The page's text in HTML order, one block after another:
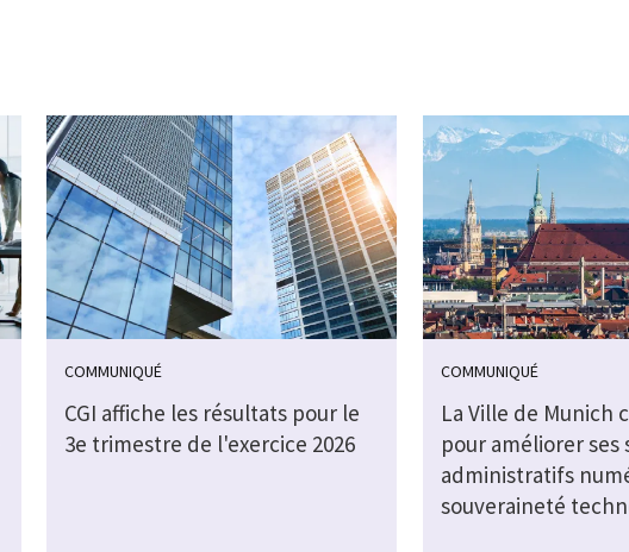
COMMUNIQUÉ
CGI affiche les résultats pour le
3e trimestre de l'exercice 2026
COMMUNIQUÉ
La Ville de Munich
pour améliorer ses
administratifs
souveraineté